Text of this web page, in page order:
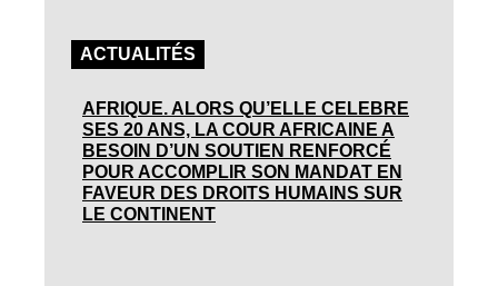
ACTUALITÉS
AFRIQUE. ALORS QU’ELLE CELEBRE
SES 20 ANS, LA COUR AFRICAINE A
BESOIN D’UN SOUTIEN RENFORCÉ
POUR ACCOMPLIR SON MANDAT EN
FAVEUR DES DROITS HUMAINS SUR
LE CONTINENT